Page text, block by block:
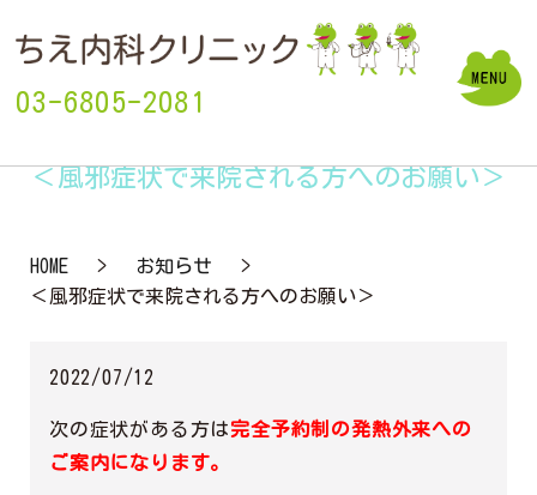
03-6805-2081
＜風邪症状で来院される方へのお願い＞
HOME
お知らせ
＜風邪症状で来院される方へのお願い＞
2022/07/12
次の症状がある方は完全予約制の発熱外来への
ご案内になります。